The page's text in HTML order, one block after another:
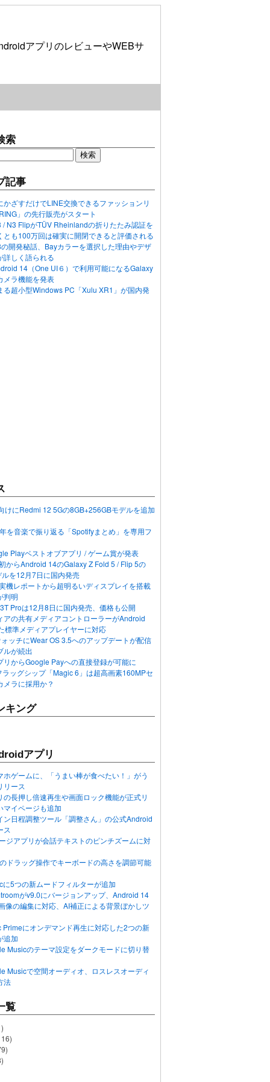
アプリのレビューやWEBサ
索
記事
かざすだけでLINE交換できるファッションリ
」の先行販売がスタート
/ N3 FlipがTÜV Rheinlandの折りたたみ認証を
とも100万回は確実に開閉できると評価される
開発秘話、Bayカラーを選択した理由やデザ
詳しく語られる
14（One UI６）で利用可能になるGalaxy
メラ機能を発表
る超小型Windows PC「Xulu XR1」が国内発
けにRedmi 12 5Gの8GB+256GBモデルを追加
を音楽で振り返る「Spotifyまとめ」を専用フ
Playベストオブアプリ / ゲーム賞が発表
からAndroid 14のGalaxy Z Fold 5 / Flip 5の
を12月7日に国内発売
機レポートから超明るいディスプレイを搭載
判明
Proは12月8日に国内発売、価格も公開
アの共有メディアコントローラーがAndroid
標準メディアプレイヤーに対応
ッチにWear OS 3.5へのアップデートが配信
ルが続出
リからGoogle Payへの直接登録が可能に
ッグシップ「Magic 6」は超高画素160MPセ
メラに採用か？
キング
アプリ
ホゲームに、「うまい棒が食べたい！」がう
リース
の長押し倍速再生や画面ロック機能が正式リ
マイページも追加
ン日程調整ツール「調整さん」の公式Android
ス
ジアプリが会話テキストのピンチズームに対
ドラッグ操作でキーボードの高さを調節可能
に5つの新ムードフィルターが追加
がv9.0にバージョンアップ、Android 14
像の編集に対応、AI補正による背景ぼかしツ
Primeにオンデマンド再生に対応した2つの新
追加
Musicのテーマ設定をダークモードに切り替
Musicで空間オーディオ、ロスレスオーディ
法
覧